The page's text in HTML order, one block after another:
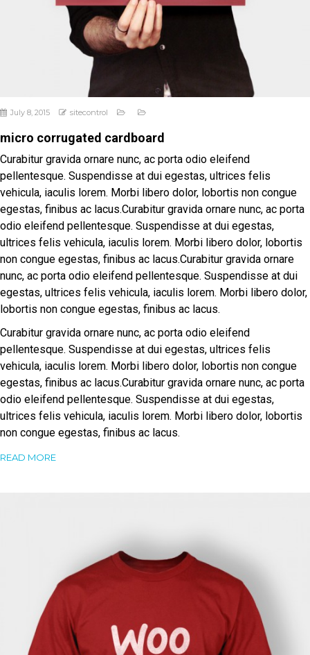
July 8, 2015 sitecontrol
micro corrugated cardboard
Curabitur gravida ornare nunc, ac porta odio eleifend
pellentesque. Suspendisse at dui egestas, ultrices felis
vehicula, iaculis lorem. Morbi libero dolor, lobortis non congue
egestas, finibus ac lacus.Curabitur gravida ornare nunc, ac porta
odio eleifend pellentesque. Suspendisse at dui egestas,
ultrices felis vehicula, iaculis lorem. Morbi libero dolor, lobortis
non congue egestas, finibus ac lacus.Curabitur gravida ornare
nunc, ac porta odio eleifend pellentesque. Suspendisse at dui
egestas, ultrices felis vehicula, iaculis lorem. Morbi libero dolor,
lobortis non congue egestas, finibus ac lacus.
Curabitur gravida ornare nunc, ac porta odio eleifend
pellentesque. Suspendisse at dui egestas, ultrices felis
vehicula, iaculis lorem. Morbi libero dolor, lobortis non congue
egestas, finibus ac lacus.Curabitur gravida ornare nunc, ac porta
odio eleifend pellentesque. Suspendisse at dui egestas,
ultrices felis vehicula, iaculis lorem. Morbi libero dolor, lobortis
non congue egestas, finibus ac lacus.
READ MORE